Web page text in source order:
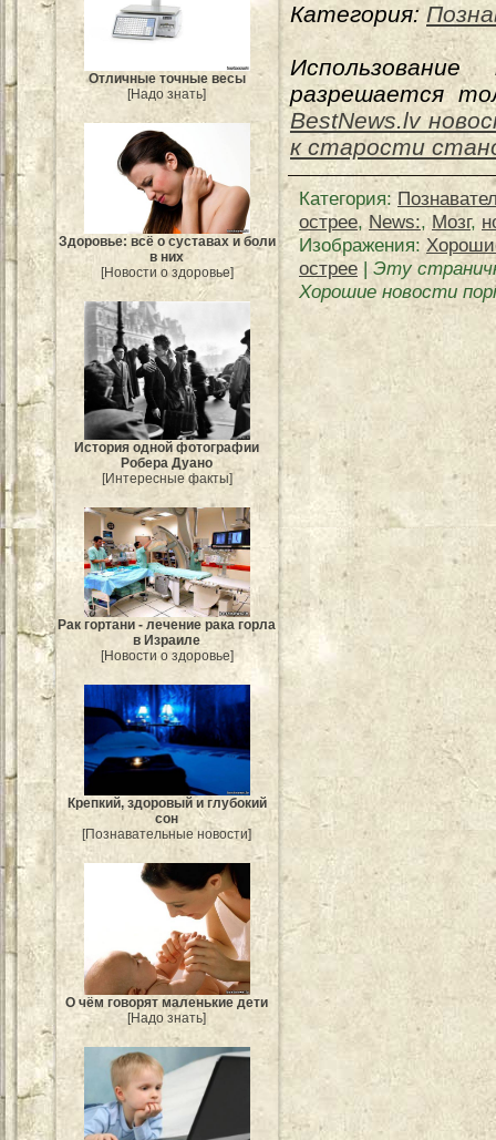
Отличные точные весы
[Надо знать]
Здоровье: всё о суставах и боли
в них
[Новости о здоровье]
История одной фотографии
Робера Дуано
[Интересные факты]
Рак гортани - лечение рака горла
в Израиле
[Новости о здоровье]
Крепкий, здоровый и глубокий
сон
[Познавательные новости]
О чём говорят маленькие дети
[Надо знать]
Категория:
разрешается
BestNews.lv
к старости
Категория:
острее, News:, Мозг,
Изображения:
острее | Эту
Хорошие новости